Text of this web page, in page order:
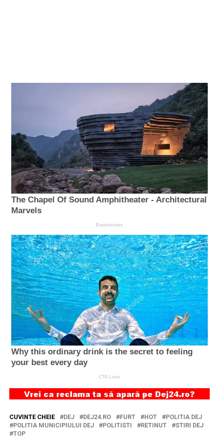
CUVINTE CHEIE DEJ DEJ24.RO FURT HOT
POLITIA DEJ
POLITIA MUNICIPIULUI DEJ
POLITISTI RETINUT
STIRI DEJ
TOP